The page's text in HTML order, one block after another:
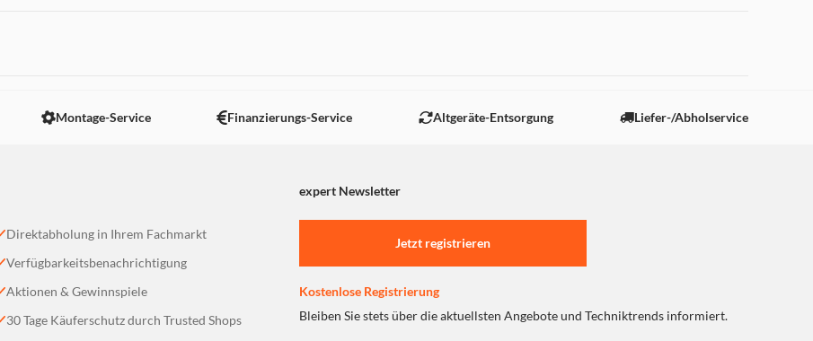
Details und zuverlässige Kältetechnik – mit der Exquisit Kühl-Gefrierkombination
Montage-Service Finanzierungs-Service Altgeräte-Entsorgung Liefer-/Abholservice
expert Newsletter
Direktabholung in Ihrem Fachmarkt
Verfügbarkeitsbenachrichtigung
Aktionen & Gewinnspiele
30 Tage Käuferschutz durch Trusted Shops
Jetzt registrieren
Kostenlose Registrierung
Bleiben Sie stets über die aktuellsten Angebote und Techniktrends informiert.